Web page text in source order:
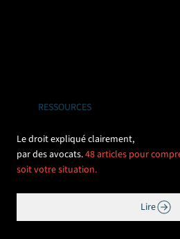
RESSOURCES
Le droit expliqué clairement,
par des avocats.48 articles pour
soit votre situation.
Lire